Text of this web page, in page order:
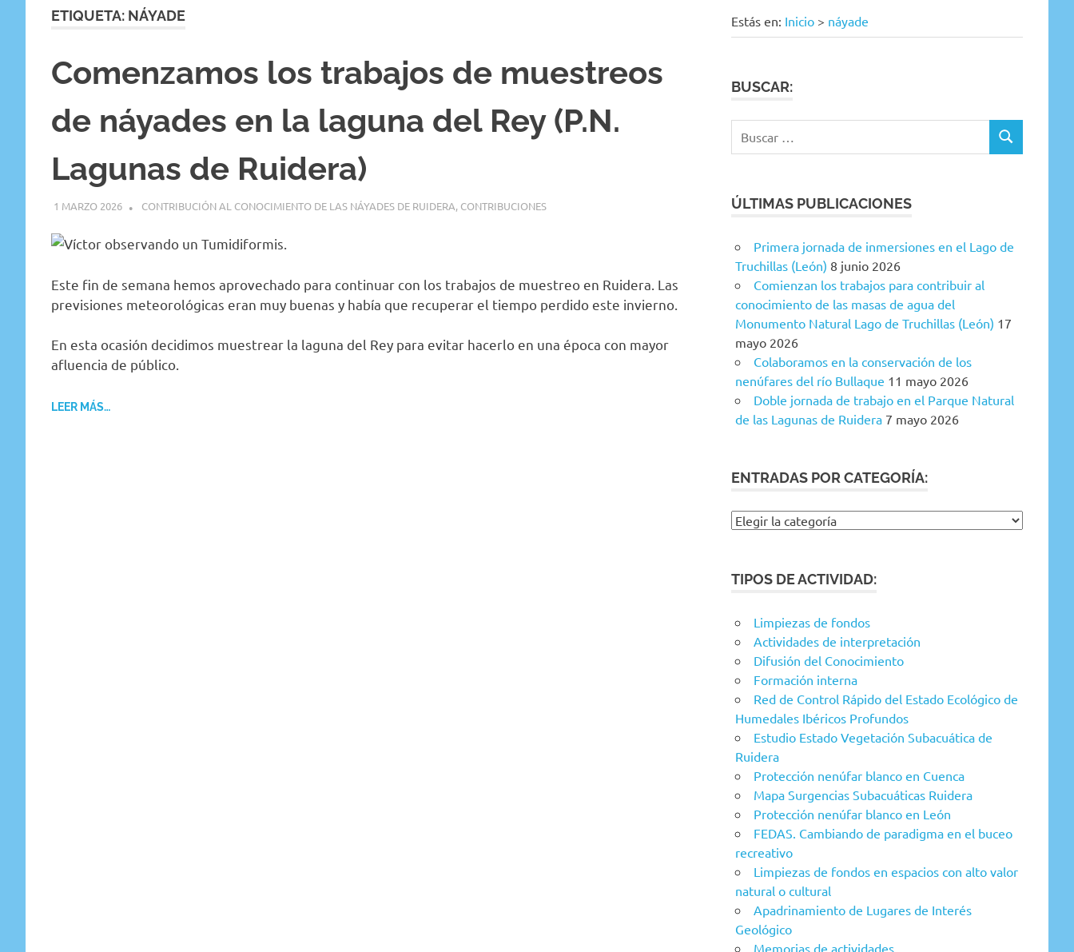
ETIQUETA: NÁYADE
Comenzamos los trabajos de muestreos
de náyades en la laguna del Rey (P.N.
Lagunas de Ruidera)
1 MARZO 2026 GEMOSCLERA
CONTRIBUCIÓN AL CONOCIMIENTO DE LAS NÁYADES DE RUIDERA, CONTRIBUCIONES
Este fin de semana hemos aprovechado para continuar con los trabajos de muestreo en Ruidera. Las
previsiones meteorológicas eran muy buenas y había que recuperar el tiempo perdido este invierno.
En esta ocasión decidimos muestrear la laguna del Rey para evitar hacerlo en una época con mayor
afluencia de público.
LEER MÁS…
Estás en: Inicio > náyade
BUSCAR:
BUSCAR
ÚLTIMAS PUBLICACIONES
Primera jornada de inmersiones en el Lago de
Truchillas (León) 8 junio 2026
Comienzan los trabajos para contribuir al
conocimiento de las masas de agua del
Monumento Natural Lago de Truchillas (León) 17
mayo 2026
Colaboramos en la conservación de los
nenúfares del río Bullaque 11 mayo 2026
Doble jornada de trabajo en el Parque Natural
de las Lagunas de Ruidera 7 mayo 2026
ENTRADAS POR CATEGORÍA:
Entradas
TIPOS DE ACTIVIDAD:
Limpiezas de fondos
Actividades de interpretación
Difusión del Conocimiento
Formación interna
Red de Control Rápido del Estado Ecológico de
Humedales Ibéricos Profundos
Estudio Estado Vegetación Subacuática de
Ruidera
Protección nenúfar blanco en Cuenca
Mapa Surgencias Subacuáticas Ruidera
Protección nenúfar blanco en León
FEDAS. Cambiando de paradigma en el buceo
recreativo
Limpiezas de fondos en espacios con alto valor
natural o cultural
Apadrinamiento de Lugares de Interés
Geológico
Memorias de actividades